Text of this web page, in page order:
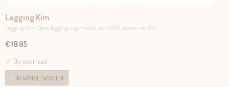
Legging Kim
Legging Kim Deze legging is gemaakt van 95% katoen en 5%…
€ 19,95
✓ Op voorraad
IN WINKELWAGEN